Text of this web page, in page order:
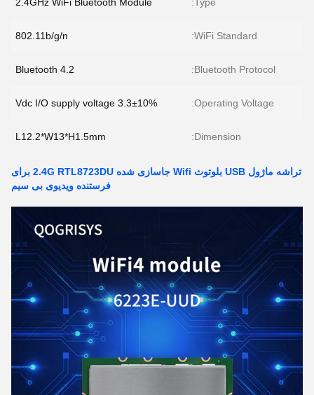
WiFi Standard:
802.11b/g/n
Bluetooth Protocol:
Bluetooth 4.2
Operating Voltage:
3.3±10% Vdc I/O supply voltage
Dimension:
L12.2*W13*H1.5mm
تراشه ماژول USB بلوتوث Wifi جاسازی شده 2.4G RTL8723DU برای
فرستنده ویدیوی بی سیم